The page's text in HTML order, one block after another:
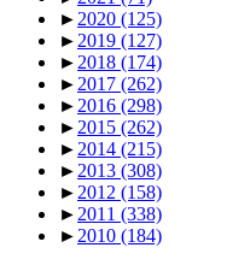
► 2020 (125)
► 2019 (127)
► 2018 (174)
► 2017 (262)
► 2016 (298)
► 2015 (262)
► 2014 (215)
► 2013 (308)
► 2012 (158)
► 2011 (338)
► 2010 (184)